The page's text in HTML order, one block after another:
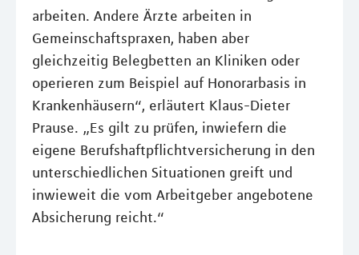
arbeiten. Andere Ärzte arbeiten in
Gemeinschaftspraxen, haben aber
gleichzeitig Belegbetten an Kliniken oder
operieren zum Beispiel auf Honorarbasis in
Krankenhäusern“, erläutert Klaus-Dieter
Prause. „Es gilt zu prüfen, inwiefern die
eigene Berufshaftpflichtversicherung in den
unterschiedlichen Situationen greift und
inwieweit die vom Arbeitgeber angebotene
Absicherung reicht.“